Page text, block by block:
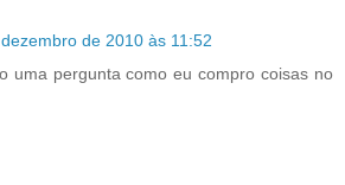
de 2010 às 11:52
uma pergunta como eu compro coisas no